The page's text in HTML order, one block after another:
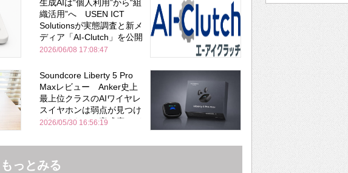
生成AIは“個人利用”から“組
織活用”へ USEN ICT
Solutionsが実態調査と新メ
ディア「AI-Clutch」を公開
2026/06/08 17:08:47
Soundcore Liberty 5 Pro
Maxレビュー Anker史上
最上位クラスのAIワイヤレ
スイヤホンは弱点が見つけ
づらいくらいの完成度にび
Bose並み
2026/05/30 16:56:19
もっとみる